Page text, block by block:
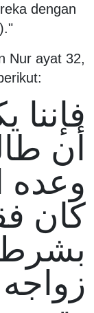
dengan
Nur ayat 32,
فإننا
أن
وعده
كان